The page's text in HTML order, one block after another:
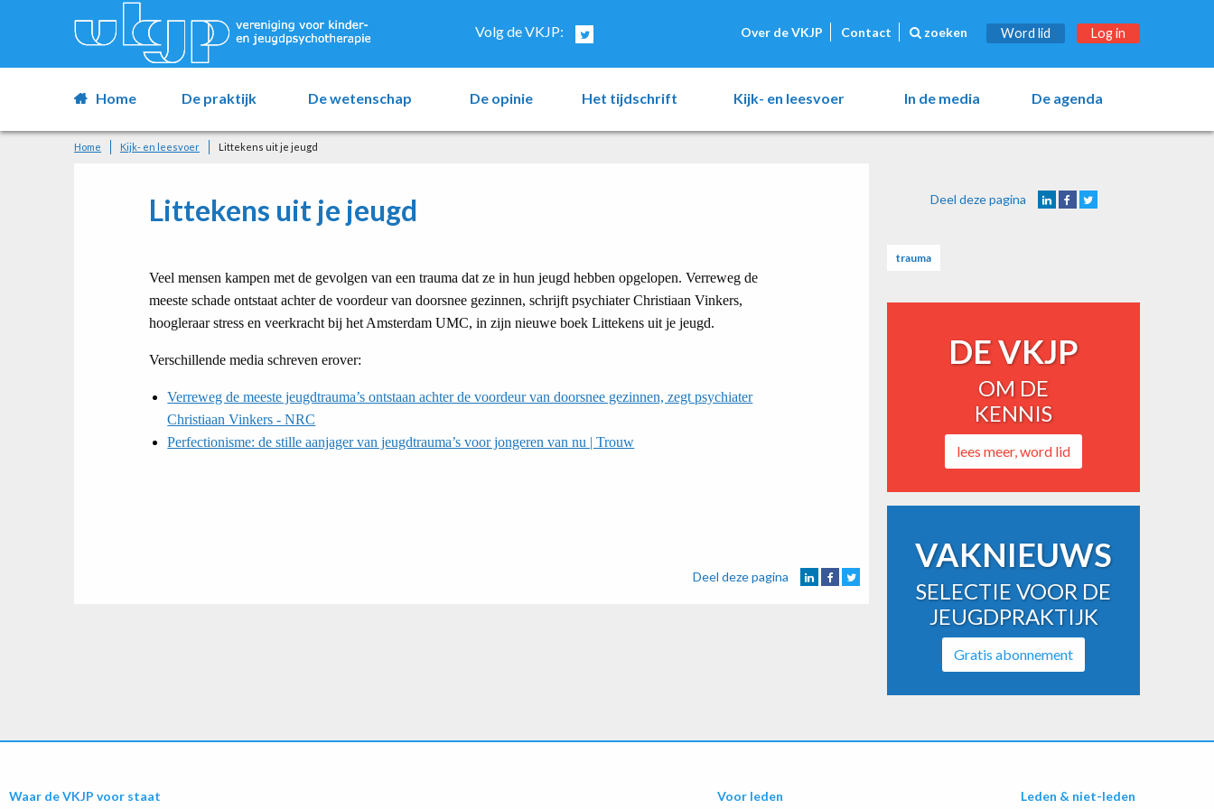
Over de VKJP Contact zoeken Word lid Log in
Volg de VKJP:
Home De praktijk De wetenschap De opinie Het tijdschrift Kijk- en leesvoer In de media De agenda
Home Kijk- en leesvoer Littekens uit je jeugd
Littekens uit je jeugd
Veel mensen kampen met de gevolgen van een trauma dat ze in hun jeugd hebben opgelopen. Verreweg de
meeste schade ontstaat achter de voordeur van doorsnee gezinnen, schrijft psychiater Christiaan Vinkers,
hoogleraar stress en veerkracht bij het Amsterdam UMC, in zijn nieuwe boek Littekens uit je jeugd.
Verschillende media schreven erover:
Verreweg de meeste jeugdtrauma’s ontstaan achter de voordeur van doorsnee gezinnen, zegt psychiater
Christiaan Vinkers - NRC
Perfectionisme: de stille aanjager van jeugdtrauma’s voor jongeren van nu | Trouw
Deel deze pagina
Deel deze pagina
trauma
DE VKJP
OM DE
KENNIS
lees meer, word lid
VAKNIEUWS
SELECTIE VOOR DE
JEUGDPRAKTIJK
Gratis abonnement
Waar de VKJP voor staat Voor leden Leden & niet-leden